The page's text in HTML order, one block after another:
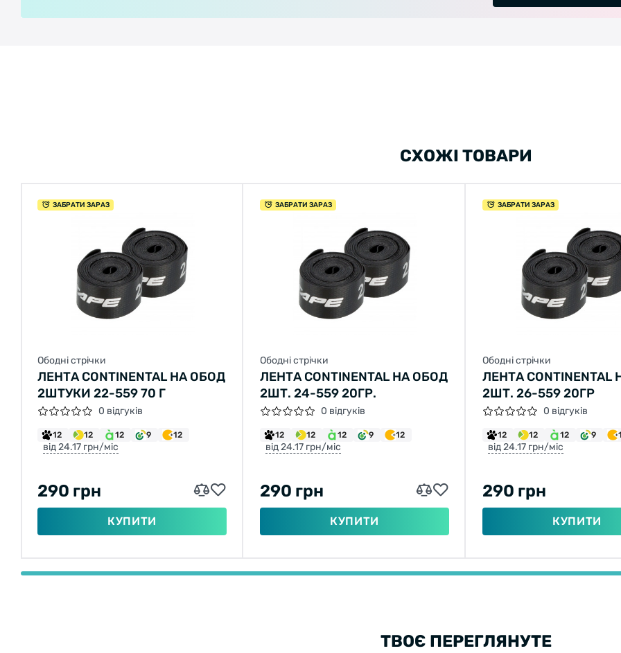
СХОЖІ ТОВАРИ
ЗАБРАТИ ЗАРАЗ
Ободні стрічки
ЛЕНТА CONTINENTAL НА ОБОД
2ШТУКИ 22-559 70 Г
0 відгуків
12 12 12 9 12
від 24.17 грн/міс
290 грн
КУПИТИ
ЗАБРАТИ ЗАРАЗ
Ободні стрічки
ЛЕНТА CONTINENTAL НА ОБОД
2ШТ. 24-559 20ГР.
0 відгуків
12 12 12 9 12
від 24.17 грн/міс
290 грн
КУПИТИ
ЗАБРАТИ ЗАРАЗ
Ободні стрічки
ЛЕНТА
2ШТ. 26-559 20ГР
0 відгуків
12 12 12 9
від 24.17 грн/міс
290 грн
КУПИТИ
ТВОЄ ПЕРЕГЛЯНУТЕ